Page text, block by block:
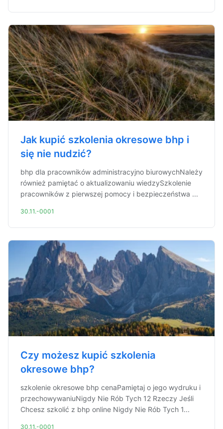
Jak kupić szkolenia okresowe bhp i
się nie nudzić?
bhp dla pracowników administracyjno biurowychNależy
również pamiętać o aktualizowaniu wiedzySzkolenie
pracowników z pierwszej pomocy i bezpieczeństwa ...
30.11.-0001
Czy możesz kupić szkolenia
okresowe bhp?
szkolenie okresowe bhp cenaPamiętaj o jego wydruku i
przechowywaniuNigdy Nie Rób Tych 12 Rzeczy Jeśli
Chcesz szkolić z bhp online Nigdy Nie Rób Tych 1...
30.11.-0001